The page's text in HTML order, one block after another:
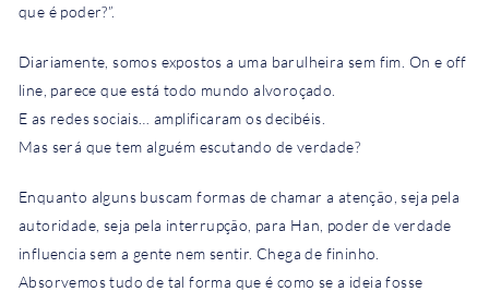
que é poder?”.
Diariamente, somos expostos a uma barulheira sem fim. On e off
line, parece que está todo mundo alvoroçado.
E as redes sociais… amplificaram os decibéis.
Mas será que tem alguém escutando de verdade?
Enquanto alguns buscam formas de chamar a atenção, seja pela
autoridade, seja pela interrupção, para Han, poder de verdade
influencia sem a gente nem sentir. Chega de fininho.
Absorvemos tudo de tal forma que é como se a ideia fosse